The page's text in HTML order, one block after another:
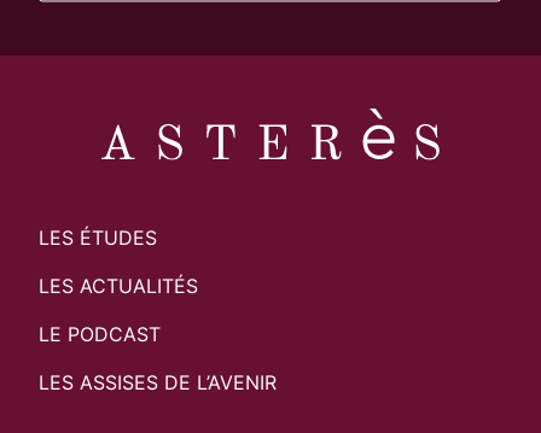
LES ÉTUDES
LES ACTUALITÉS
LE PODCAST
LES ASSISES DE L’AVENIR